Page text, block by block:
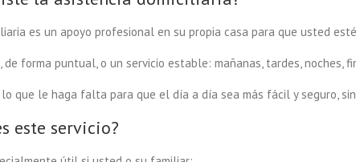
es un apoyo profesional en su propia casa para que usted
de forma puntual, o un servicio estable: mañanas, tardes, noches,
lo que le haga falta para que el día a día sea más fácil y seguro,
este servicio?